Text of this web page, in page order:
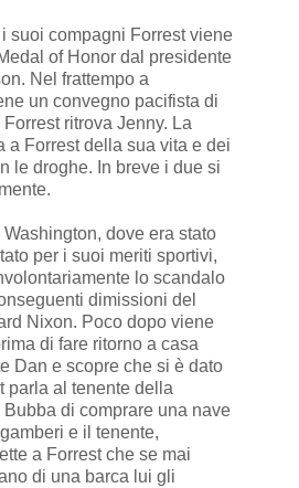
suoi compagni Forrest viene
of Honor dal presidente
Nel frattempo a
un convegno pacifista di
ritrova Jenny. La
a Forrest della sua vita e dei
le droghe. In breve i due si
Washington, dove era stato
per i suoi meriti sportivi,
lo scandalo
dimissioni del
Nixon. Poco dopo viene
di fare ritorno a casa
Dan e scopre che si è dato
parla al tenente della
Bubba di comprare una nave
e il tenente,
a Forrest che se mai
di una barca lui gli